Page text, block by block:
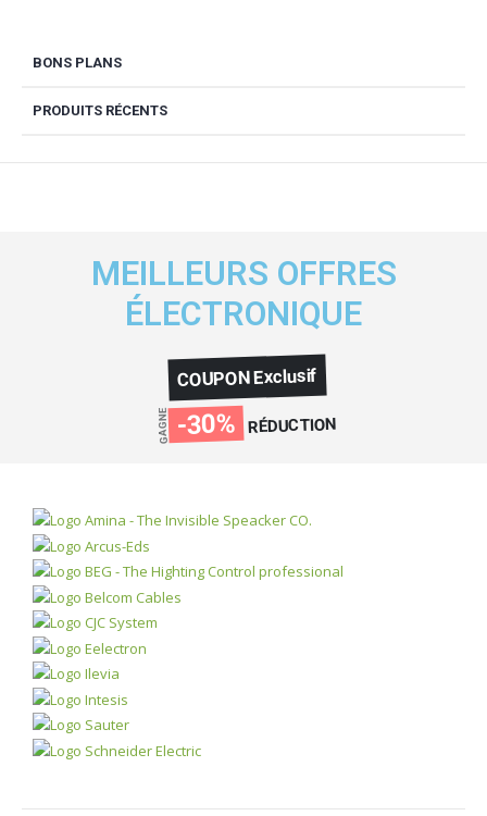
BONS PLANS
PRODUITS RÉCENTS
MEILLEURS OFFRES
ÉLECTRONIQUE
COUPON Exclusif
GAGNE -30% RÉDUCTION